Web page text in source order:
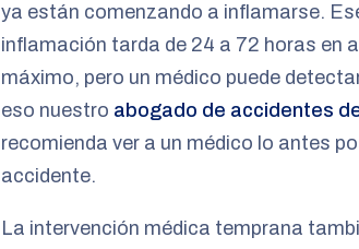
ya están comenzando a inflamarse.
inflamación tarda de 24 a 72 horas en
máximo, pero un médico puede
eso nuestro abogado de accidentes
recomienda ver a un médico lo antes
accidente.
La intervención médica temprana